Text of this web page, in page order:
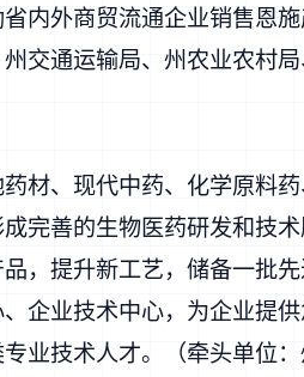
内外商贸流通企业销售恩
交通运输局、州农业农村
药材、现代中药、化学原
完善的生物医药研发和技
，提升新工艺，储备一批
企业技术中心，为企业提
业技术人才。（牵头单位